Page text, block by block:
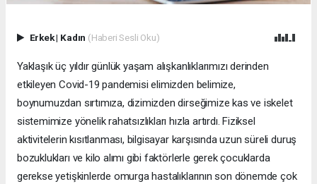
Erkek| Kadın (Haberi Sesli Oku)
Yaklaşık üç yıldır günlük yaşam alışkanlıklarımızı derinden
etkileyen Covid-19 pandemisi elimizden belimize,
boynumuzdan sırtımıza, dizimizden dirseğimize kas ve iskelet
sistemimize yönelik rahatsızlıkları hızla artırdı. Fiziksel
aktivitelerin kısıtlanması, bilgisayar karşısında uzun süreli duruş
bozuklukları ve kilo alımı gibi faktörlerle gerek çocuklarda
gerekse yetişkinlerde omurga hastalıklarının son dönemde çok